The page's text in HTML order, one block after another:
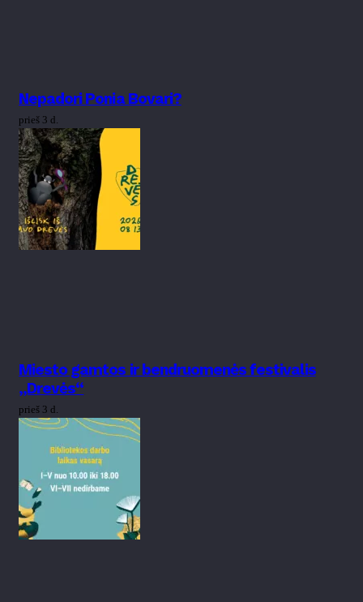
Nepadori Ponia Bovari?
prieš 3 d.
Miesto gamtos ir bendruomenės festivalis
„Drevės“
prieš 3 d.